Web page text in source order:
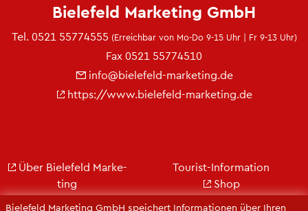
Bie­le­feld Mar­ke­ting GmbH spei­chert In­for­ma­tio­nen über Ihren
Bie­le­feld Mar­ke­ting GmbH
Tel. 0521 55774555 (Er­reich­bar von Mo-Do 9-15 Uhr | Fr 9-13 Uhr)
Fax 0521 55774510
info@​bielefeld-​marketing.​de
https://​www.​bielefeld-​marketing.​de
Über Bie­le­feld Mar­ke­
ting
Tou­rist-In­for­ma­ti­on
Shop